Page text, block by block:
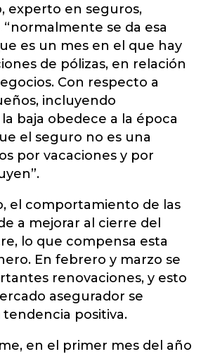
experto en seguros,
se da esa
es un mes en el que hay
de pólizas, en relación
Con respecto a
incluyendo
baja obedece a la época
el seguro no es una
por vacaciones y por
el comportamiento de las
a mejorar al cierre del
lo que compensa esta
En febrero y marzo se
renovaciones, y esto
asegurador se
positiva.
en el primer mes del año